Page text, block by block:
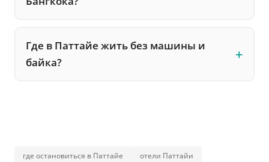
Где в Паттайе жить без машины и
байка?
где остановиться в Паттайе
отели Паттайи